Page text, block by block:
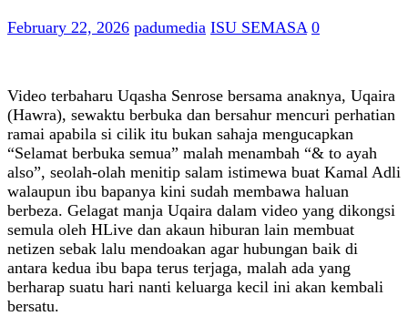
February 22, 2026 padumedia ISU SEMASA 0
Video terbaharu Uqasha Senrose bersama anaknya, Uqaira
(Hawra), sewaktu berbuka dan bersahur mencuri perhatian
ramai apabila si cilik itu bukan sahaja mengucapkan
“Selamat berbuka semua” malah menambah “& to ayah
also”, seolah‑olah menitip salam istimewa buat Kamal Adli
walaupun ibu bapanya kini sudah membawa haluan
berbeza. Gelagat manja Uqaira dalam video yang dikongsi
semula oleh HLive dan akaun hiburan lain membuat
netizen sebak lalu mendoakan agar hubungan baik di
antara kedua ibu bapa terus terjaga, malah ada yang
berharap suatu hari nanti keluarga kecil ini akan kembali
bersatu.